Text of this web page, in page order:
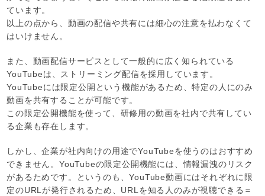
ています。
以上の点から、動画の配信や共有には細心の注意を払わなくて
はいけません。
また、動画配信サービスとして一般的に広く知られている
YouTubeは、ストリーミング配信を採用しています。
YouTubeには限定公開という機能があるため、特定の人にのみ
動画を共有することが可能です。
この限定公開機能を使って、研修用の動画を社内で共有してい
る企業も存在します。
しかし、企業が社内向けの用途でYouTubeを使うのはおすすめ
できません。YouTubeの限定公開機能には、情報漏洩のリスク
があるためです。というのも、YouTube動画にはそれぞれに限
定のURLが発行されるため、URLを知る人のみが視聴できる＝